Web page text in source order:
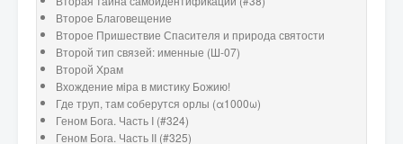
Второе Благовещение
Второе Пришествие Спасителя и природа святости
Второй тип связей: именные (Ш-07)
Второй Храм
Вхождение мiра в мистику Божию!
Где труп, там соберутся орлы (α1000ω)
Геном Бога. Часть I (#324)
Геном Бога. Часть II (#325)